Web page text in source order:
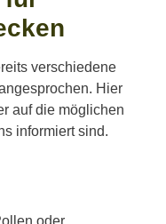
verschiedene
Hier
auf die möglichen
informiert sind.
oder